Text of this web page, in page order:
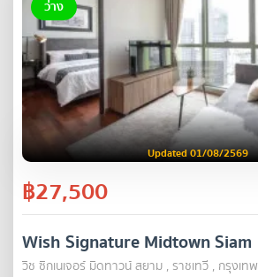
ว่าง
Updated 01/08/2569
฿27,500
Wish Signature Midtown Siam
วิช ซิกเนเจอร์ มิดทาวน์ สยาม , ราชเทวี , กรุงเทพ